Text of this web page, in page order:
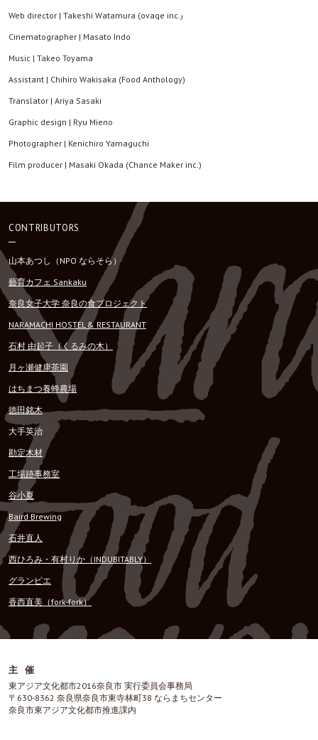
Web director | Takeshi Watamura (ovaqe inc.)
Cinematographer | Masato Indo
Music | Takeo Toyama
Assistant | Chihiro Wakisaka (Food Anthology)
Translator | Ariya Sasaki
Graphic design | Ryu Mieno
Photographer | Kenichiro Yamaguchi
Film producer | Masaki Okada (Chance Maker inc.)
CONTRIBUTORS
山本あつし（NPO ならそら）
藝育カフェ Sankaku
奈良女子大学 奈良の食プロジェクト
NARAMACHI HOSTEL & RESTAURANT
石村 由起子（くるみの木）
月ヶ瀬健康茶園
はちまつ養蜂農場
徳田銘木
大手英治
勘定木材
工場跡事務室
谷小夏
Baird Brewing
石井直人
西ひろみ・有村りか（INDUBITABLY）
グランピエ
香西直美（fork-fork）
主催
東アジア文化都市2016奈良市 実行委員会事務局
〒630-8362 奈良県奈良市東寺林町38 ならまちセンター
奈良市東アジア文化都市推進課内